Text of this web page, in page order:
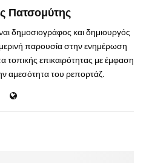
Πατσομύτης
δημοσιογράφος και δημιουργός
παρουσία στην ενημέρωση
τοπικής επικαιρότητας με έμφαση
αμεσότητα του ρεπορτάζ.